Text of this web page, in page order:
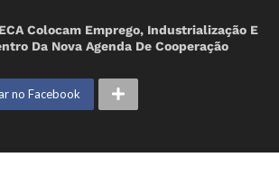
Colocam Emprego, Industrialização E
Da Nova Agenda De Cooperação
no Facebook